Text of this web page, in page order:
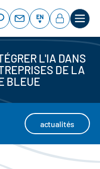
EN
L'IA DANS
DE LA
BLEUE
actualités